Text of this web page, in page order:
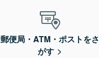
郵便局・ATM・ポストをさ
がす